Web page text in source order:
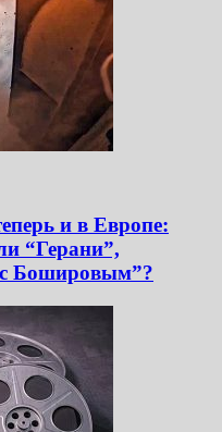
и в Европе:
“Герани”,
Бошировым”?